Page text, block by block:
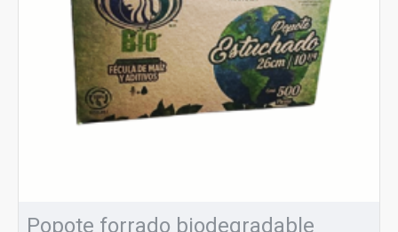
Popote forrado biodegradable